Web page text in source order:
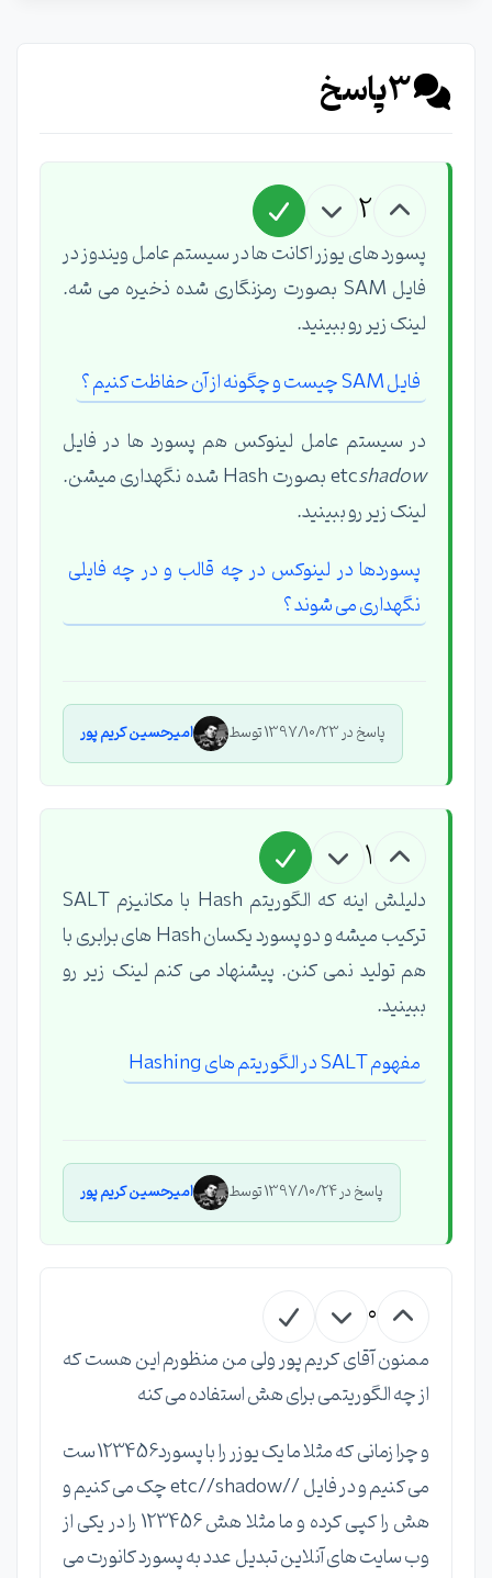
3پاسخ
2
پسورد های یوزر اکانت ها در سیستم عامل ویندوز در
فایل SAM بصورت رمزنگاری شده ذخیره می شه.
لینک زیر رو ببینید.
فایل SAM چیست و چگونه از آن حفاظت کنیم ؟
در سیستم عامل لینوکس هم پسورد ها در فایل
etcshadow
بصورت Hash شده نگهداری میشن.
لینک زیر رو ببینید.
پسوردها در لینوکس در چه قالب و در چه فایلی
نگهداری می شوند ؟
پاسخ در 1397/10/23 توسط امیرحسین کریم پور
1
دلیلش اینه که الگوریتم Hash با مکانیزم SALT
ترکیب میشه و دو پسورد یکسان Hash های برابری با
هم تولید نمی کنن. پیشنهاد می کنم لینک زیر رو
ببینید.
مفهوم SALT در الگوریتم های Hashing
پاسخ در 1397/10/24 توسط امیرحسین کریم پور
0
ممنون آقای کریم پور ولی من منظورم این هست که
از چه الگوریتمی برای هش استفاده می کنه
و چرا زمانی که مثلا ما یک یوزر را با پسورد123456 ست
می کنیم و در فایل //etc//shadow چک می کنیم و
هش را کپی کرده و ما مثلا هش 123456 را در یکی از
وب سایت های آنلاین تبدیل عدد به پسورد کانورت می